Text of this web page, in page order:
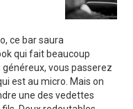
ce bar saura
qui fait beaucoup
vous passerez
est au micro. Mais on
une des vedettes